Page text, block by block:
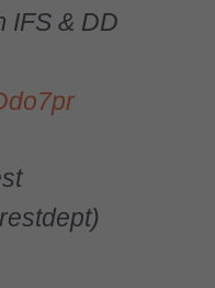
IFS & DD